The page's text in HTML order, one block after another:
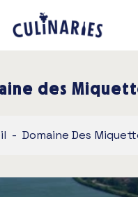
des
- Domaine Des